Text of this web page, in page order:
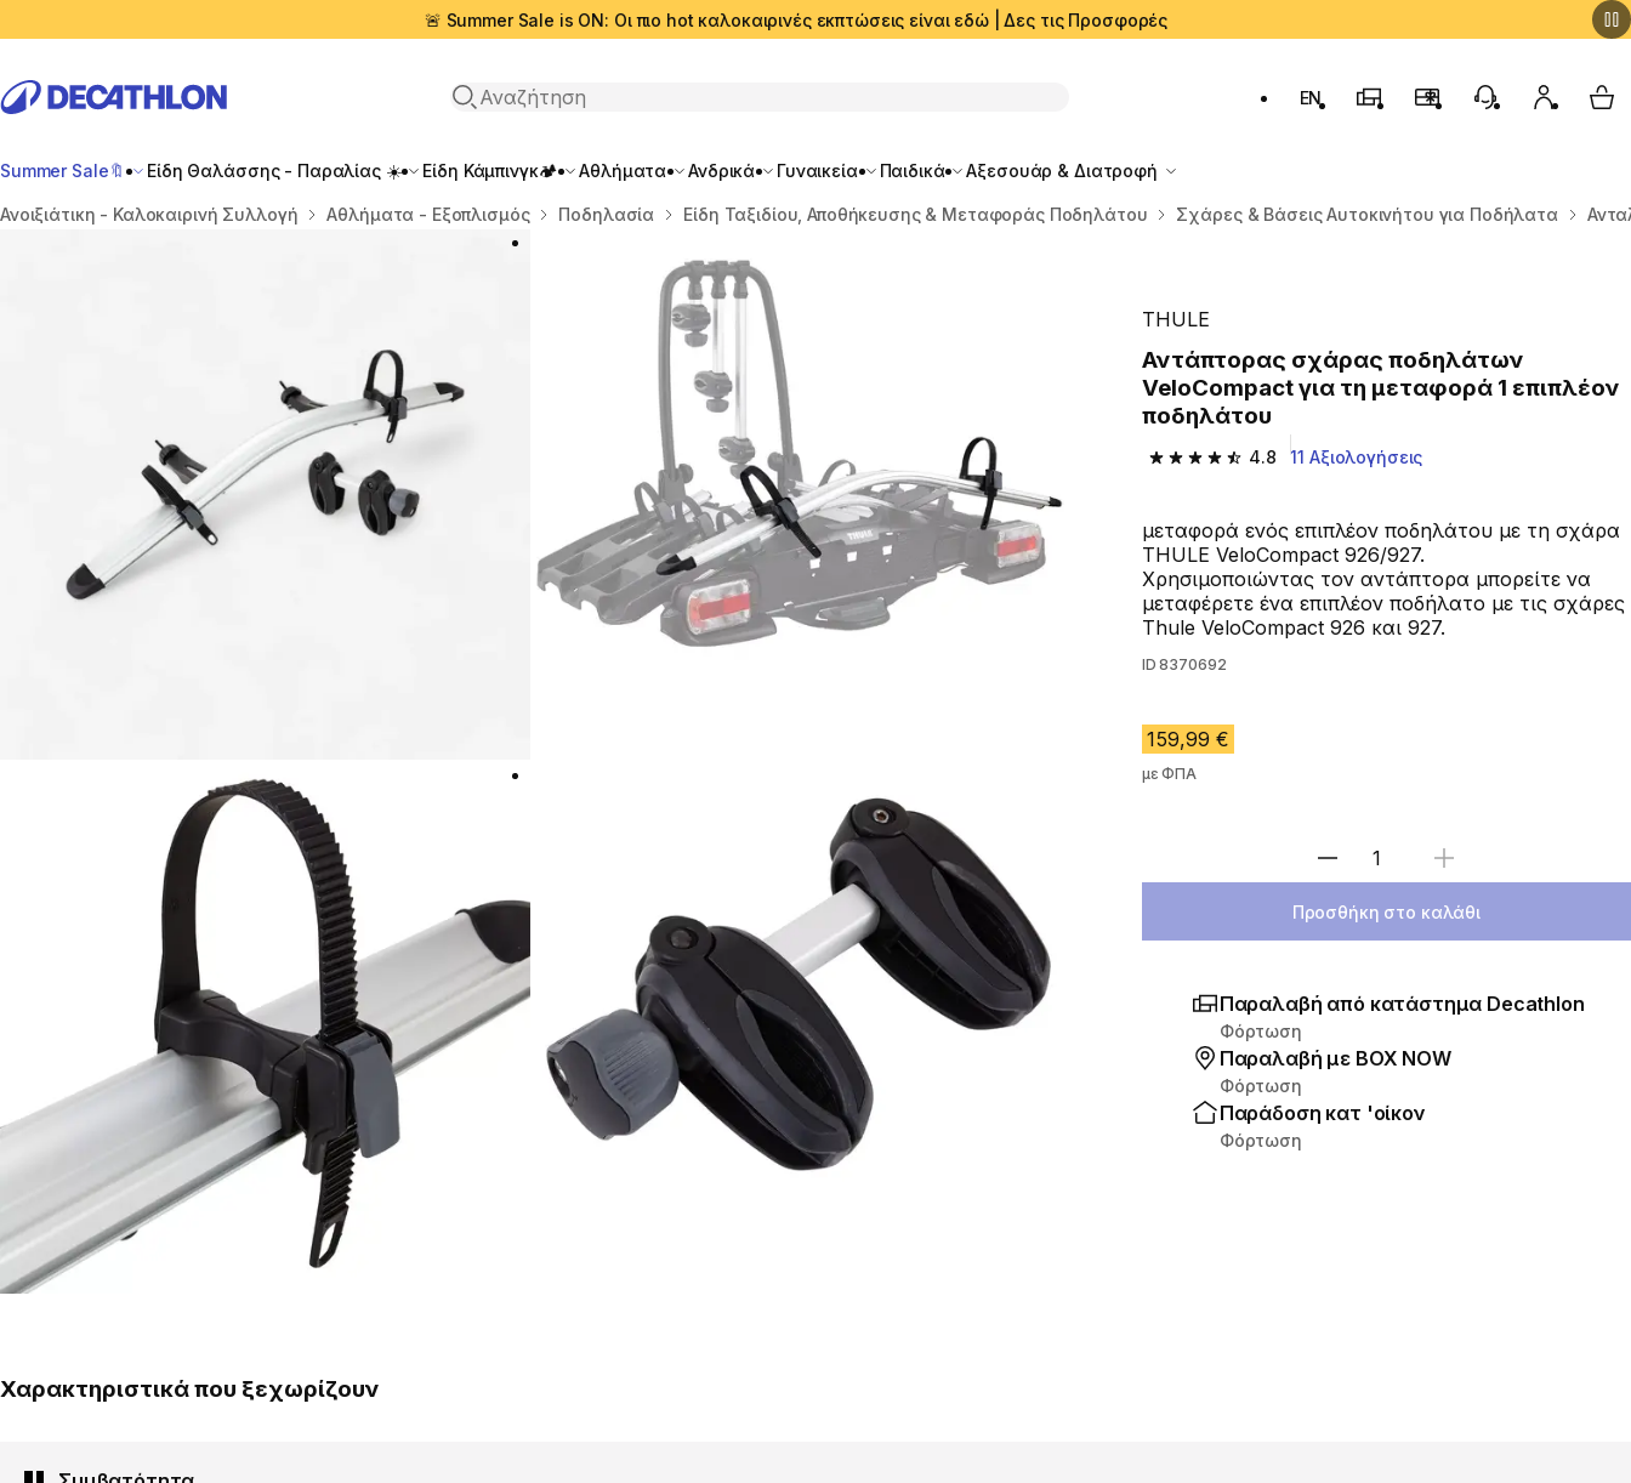
🚨 Summer Sale is ON: Οι πιο hot καλοκαιρινές εκπτώσεις είναι εδώ | Δες τις Προσφορές
Αναζήτηση
Αλλαγή γλώσσας: English (English)
EN
Καταστήματα Decathlon
ΠρόγραμμαΕξυπηρέτηση
Ο My
Summer Sale🔖 Είδη Θαλάσσης - Παραλίας ☀️ Είδη Κάμπινγκ🏕️ Αθλήματα Ανδρικά Γυναικεία Παιδικά Αξεσουάρ & Διατροφή
Αρχική σελίδα
Ανοιξιάτικη - Καλοκαιρινή Συλλογή Αθλήματα - Εξοπλισμός Ποδηλασία Είδη Ταξιδίου, Αποθήκευσης & Μεταφοράς Ποδηλάτου Σχάρες & Βάσεις Αυτοκινήτου για Ποδήλατα
THULE
Αντάπτορας σχάρας ποδηλάτων
VeloCompact για τη μεταφορά 1 επιπλέον
ποδηλάτου
4.8
4.8 out of 5 stars from 11 reviews
11 Αξιολογήσεις
μεταφορά ενός επιπλέον ποδηλάτου με τη σχάρα
THULE VeloCompact 926/927.
Χρησιμοποιώντας τον αντάπτορα μπορείτε να
μεταφέρετε ένα επιπλέον ποδήλατο με τις σχάρες
Thule VeloCompact 926 και 927.
ID 8370692
159,99 €
με ΦΠΑ
Επιλέξτε ποσότητα
Προσθήκη στο καλάθι
Παραλαβή από κατάστημα Decathlon
Φόρτωση
Παραλαβή με ΒΟΧ ΝΟW
Φόρτωση
Παράδοση κατ 'οίκον
Φόρτωση
Χαρακτηριστικά που ξεχωρίζουν